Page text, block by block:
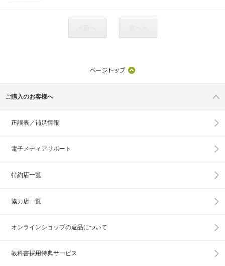
ご購入のお客様へ
正誤表／補足情報
電子メディアサポート
特約店一覧
協力店一覧
オンラインショップの返品について
教科書採用特典サービス